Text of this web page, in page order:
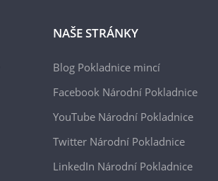
NAŠE STRÁNKY
Blog Pokladnice mincí
Facebook Národní Pokladnice
YouTube Národní Pokladnice
Twitter Národní Pokladnice
LinkedIn Národní Pokladnice